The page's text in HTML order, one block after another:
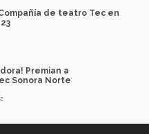
de teatro Tec en
Premian a
Sonora Norte